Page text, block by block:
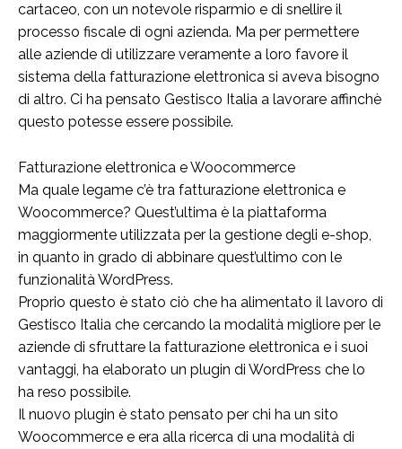
cartaceo, con un notevole risparmio e di snellire il
processo fiscale di ogni azienda. Ma per permettere
alle aziende di utilizzare veramente a loro favore il
sistema della fatturazione elettronica si aveva bisogno
di altro. Ci ha pensato Gestisco Italia a lavorare affinchè
questo potesse essere possibile.
Fatturazione elettronica e Woocommerce
Ma quale legame c’è tra fatturazione elettronica e
Woocommerce? Quest’ultima è la piattaforma
maggiormente utilizzata per la gestione degli e-shop,
in quanto in grado di abbinare quest’ultimo con le
funzionalità WordPress.
Proprio questo è stato ciò che ha alimentato il lavoro di
Gestisco Italia che cercando la modalità migliore per le
aziende di sfruttare la fatturazione elettronica e i suoi
vantaggi, ha elaborato un plugin di WordPress che lo
ha reso possibile.
Il nuovo plugin è stato pensato per chi ha un sito
Woocommerce e era alla ricerca di una modalità di